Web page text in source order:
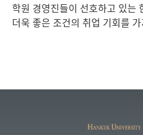
학원 경영진들이 선호하고 있는
더욱 좋은 조건의 취업 기회를